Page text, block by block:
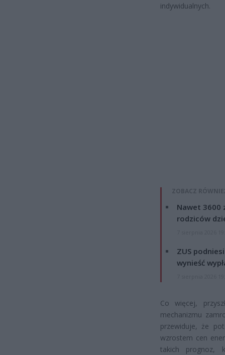
indywidualnych.
ZOBACZ
Nawet 3600
rodziców
ZUS
wynieść
Co więcej,
mechanizmu
przewiduje, że
wzrostem cen
takich prognoz,